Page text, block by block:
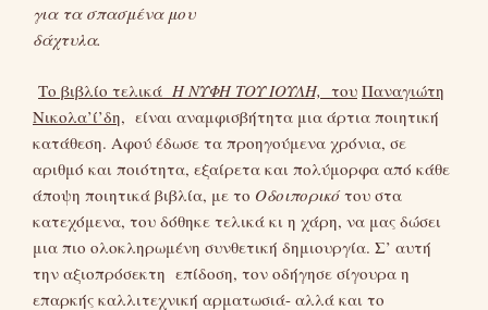
για τα σπασμένα μου
δάχτυλα.
Το βιβλίο τελικά Η ΝΥΦΗ ΤΟΥ ΙΟΥΛΗ, του Παναγιώτη
Νικολα’ί’δη, είναι αναμφισβήτητα μια άρτια ποιητική
κατάθεση. Αφού έδωσε τα προηγούμενα χρόνια, σε
αριθμό και ποιότητα, εξαίρετα και πολύμορφα από κάθε
άποψη ποιητικά βιβλία, με το Οδοιπορικότου στα
κατεχόμενα, του δόθηκε τελικά κι η χάρη, να μας δώσει
μια πιο ολοκληρωμένη συνθετική δημιουργία. Σ’ αυτή
την αξιοπρόσεκτη επίδοση, τον οδήγησε σίγουρα η
επαρκής καλλιτεχνική αρματωσιά- αλλά και το